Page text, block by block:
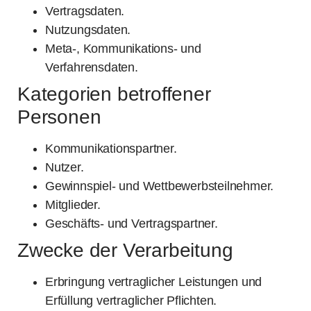
Vertragsdaten.
Nutzungsdaten.
Meta-, Kommunikations- und
Verfahrensdaten.
Kategorien betroffener
Personen
Kommunikationspartner.
Nutzer.
Gewinnspiel- und Wettbewerbsteilnehmer.
Mitglieder.
Geschäfts- und Vertragspartner.
Zwecke der Verarbeitung
Erbringung vertraglicher Leistungen und
Erfüllung vertraglicher Pflichten.